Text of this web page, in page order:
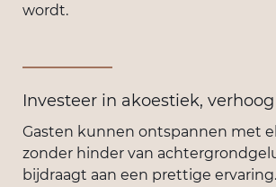
wordt.
Investeer in akoestiek,
Gasten kunnen ontspannen met
zonder hinder van
bijdraagt aan een prettige